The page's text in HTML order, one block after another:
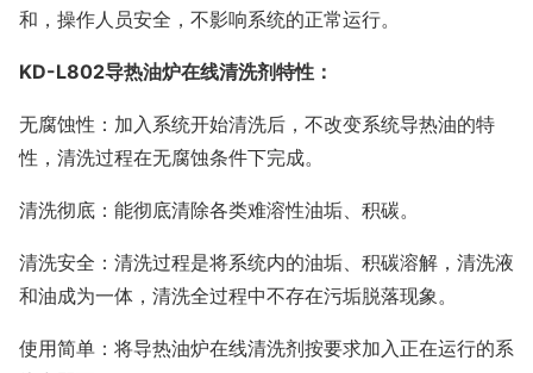
和，操作人员安全，不影响系统的正常运行。
KD-L802导热油炉在线清洗剂特性：
无腐蚀性：加入系统开始清洗后，不改变系统导热油的特
性，清洗过程在无腐蚀条件下完成。
清洗彻底：能彻底清除各类难溶性油垢、积碳。
清洗安全：清洗过程是将系统内的油垢、积碳溶解，清洗液
和油成为一体，清洗全过程中不存在污垢脱落现象。
使用简单：将导热油炉在线清洗剂按要求加入正在运行的系